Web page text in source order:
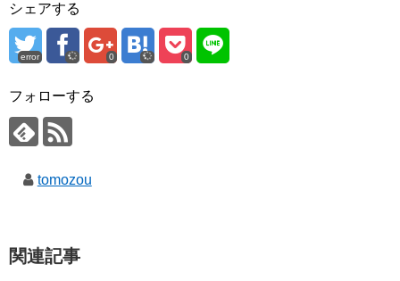
シェアする
error 0 0
フォローする
tomozou
関連記事